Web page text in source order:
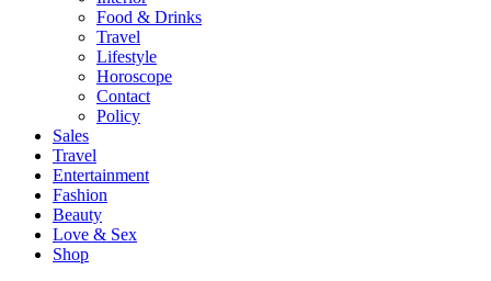
Food & Drinks
Travel
Lifestyle
Horoscope
Contact
Policy
Sales
Travel
Entertainment
Fashion
Beauty
Love & Sex
Shop